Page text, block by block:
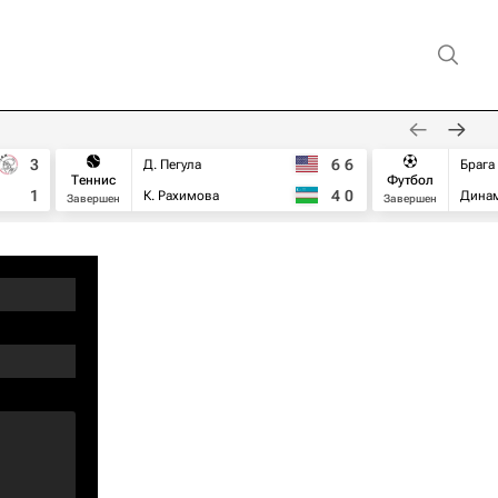
3
1
Теннис
Завершен
Д. Пегула
К. Рахимова
6 6
4 0
Футбол
Завершен
Брага